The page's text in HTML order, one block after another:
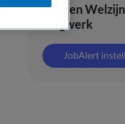
Zorg en
zorgwerk
JobAlert